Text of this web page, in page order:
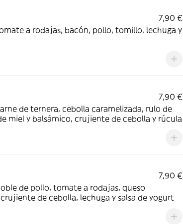
7,90 €
a rodajas, bacón, pollo, tomillo, lechuga y
7,90 €
de ternera, cebolla caramelizada, rulo de
miel y balsámico, crujiente de cebolla y rúcula
7,90 €
de pollo, tomate a rodajas, queso
de cebolla, lechuga y salsa de yogurt